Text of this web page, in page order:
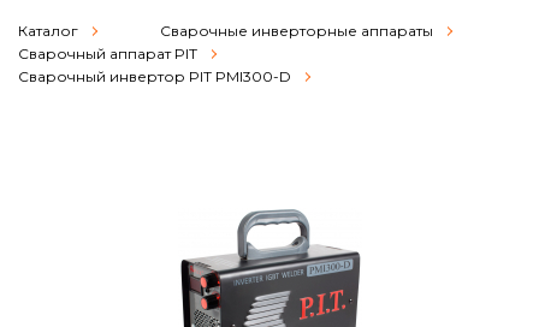
Каталог
Сварочные инверторные аппараты
Сварочный аппарат PIT
Сварочный инвертор PIT PMI300-D